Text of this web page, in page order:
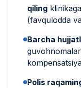
qiling
(favqulodda
Barcha
Polis